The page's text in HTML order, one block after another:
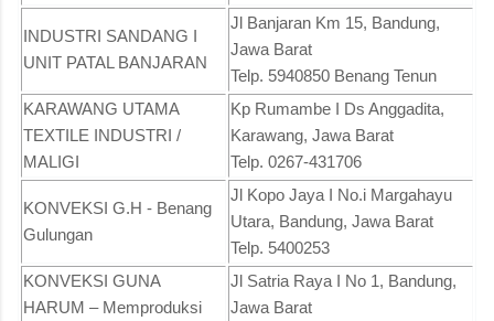
INDUSTRI SANDANG I
UNIT PATAL BANJARAN
Jl Banjaran Km 15, Bandung,
Jawa Barat
Telp. 5940850 Benang Tenun
KARAWANG UTAMA
TEXTILE INDUSTRI /
MALIGI
Kp Rumambe I Ds Anggadita,
Karawang, Jawa Barat
Telp. 0267-431706
KONVEKSI G.H - Benang
Gulungan
Jl Kopo Jaya I No.i Margahayu
Utara, Bandung, Jawa Barat
Telp. 5400253
KONVEKSI GUNA
HARUM – Memproduksi
Jl Satria Raya I No 1, Bandung,
Jawa Barat